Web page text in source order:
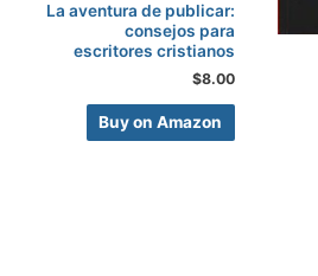
La aventura de publicar:
consejos para
escritores cristianos
$8.00
Buy on Amazon